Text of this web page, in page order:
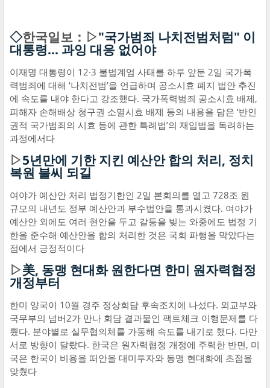
◇한국일보：▷"국가범죄 나치전범처럼" 이
대통령... 과잉 대응 없어야
이재명 대통령이 12·3 불법계엄 사태를 하루 앞둔 2일 국가폭
력범죄에 대해 ‘나치전범’을 언급하며 공소시효 폐지 법안 추진
에 속도를 내야 한다고 강조했다. 국가폭력범죄 공소시효 배제,
피해자 손해배상 청구권 소멸시효 배제 등의 내용을 담은 ‘반인
권적 국가범죄의 시효 등에 관한 특례법’의 재입법을 독려하는
과정에서다
▷5년만에 기한 지킨 예산안 합의 처리, 정치
복원 불씨 되길
여야가 예산안 처리 법정기한인 2일 본회의를 열고 728조 원
규모의 내년도 정부 예산안과 부수법안을 통과시켰다. 여야가
예산안 외에도 여러 현안을 두고 갈등을 빚는 와중에도 법정 기
한을 준수해 예산안을 합의 처리한 것은 국회 파행을 막았다는
점에서 긍정적이다
▷美, 동맹 현대화 원한다면 한미 원자력협정
개정부터
한미 양국이 10월 경주 정상회담 후속조치에 나섰다. 외교부와
국무부의 넘버2가 만나 회담 결과물인 팩트체크 이행문제를 다
뤘다. 분야별로 실무협의체를 가동해 속도를 내기로 했다. 다만
서로 방향이 달랐다. 한국은 원자력협정 개정에 주력한 반면, 미
국은 한국이 비용을 떠안을 대미투자와 동맹 현대화에 초점을
맞췄다